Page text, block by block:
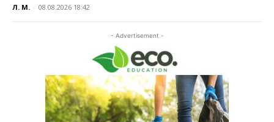
Л. М. - 08.08.2026 18:42
- Advertisement -